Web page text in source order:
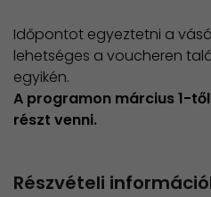
Időpontot egyeztetni a
lehetséges a voucheren
egyikén.
A programon március 1-
részt venni.
Részvételi